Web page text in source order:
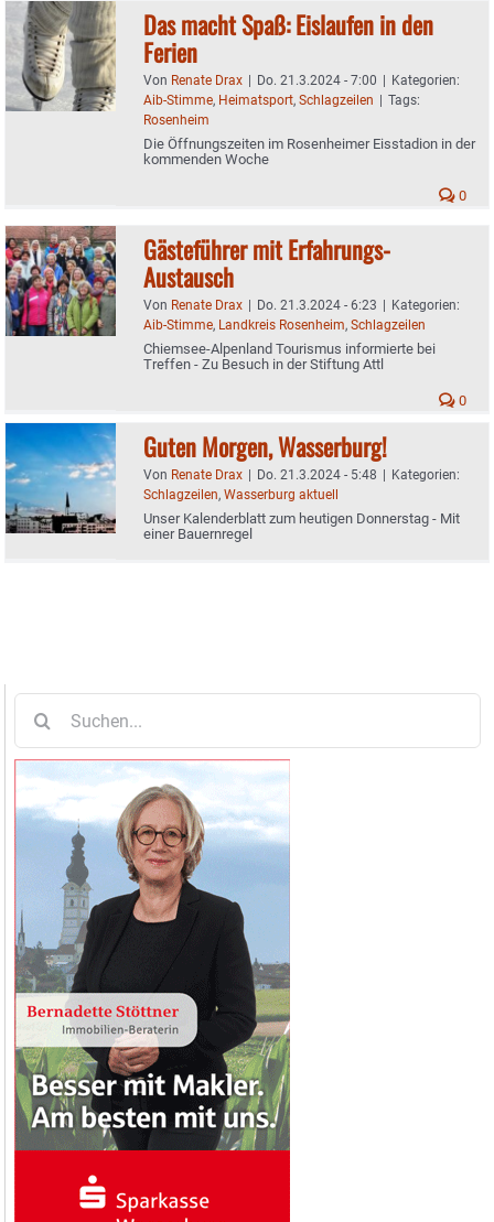
Das macht Spaß: Eislaufen in den
Ferien
Von Renate Drax | Do. 21.3.2024 - 7:00 | Kategorien:
Aib-Stimme, Heimatsport, Schlagzeilen | Tags:
Rosenheim
Die Öffnungszeiten im Rosenheimer Eisstadion in der
kommenden Woche
0
Gästeführer mit Erfahrungs-
Austausch
Von Renate Drax | Do. 21.3.2024 - 6:23 | Kategorien:
Aib-Stimme, Landkreis Rosenheim, Schlagzeilen
Chiemsee-Alpenland Tourismus informierte bei
Treffen - Zu Besuch in der Stiftung Attl
0
Guten Morgen, Wasserburg!
Von Renate Drax | Do. 21.3.2024 - 5:48 | Kategorien:
Schlagzeilen, Wasserburg aktuell
Unser Kalenderblatt zum heutigen Donnerstag - Mit
einer Bauernregel
nach: